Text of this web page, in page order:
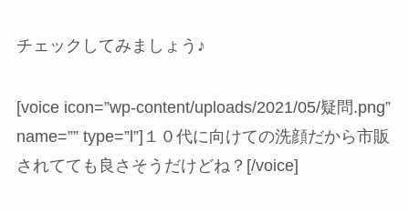
チェックしてみましょう♪
[voice icon=”wp-content/uploads/2021/05/疑問.png”
name=”” type=”l”]１０代に向けての洗顔だから市販
されてても良さそうだけどね？[/voice]